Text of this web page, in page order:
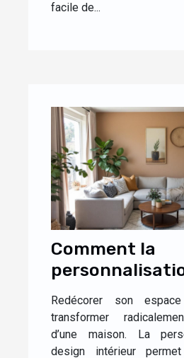
facile de...
Comment la
design
l'ambiance de
maison ?
Redécorer son
transformer
d’une maison. La
design intérieur